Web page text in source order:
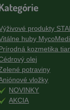
produkty
huby
kozmetika
olej
potraviny
vložky
NOVINKY
AKCIA